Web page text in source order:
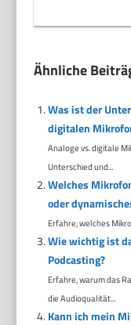
Ähnliche
Was ist der
digitalen
Analoge vs. digitale
Unterschied und...
Welches
oder
Erfahre, welches
Wie wichtig ist
Podcasting?
Erfahre, warum das
die Audioqualität...
Kann ich mein